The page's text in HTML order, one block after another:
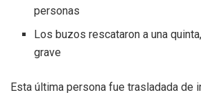
personas
Los buzos rescataron a una
grave
Esta última persona fue trasladada de